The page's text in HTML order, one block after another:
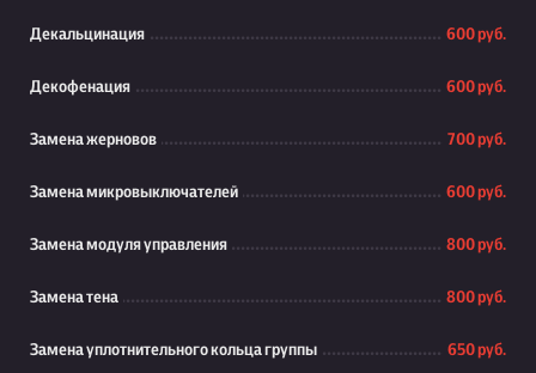
Декальцинация 600 руб.
Декофенация 600 руб.
Замена жерновов 700 руб.
Замена микровыключателей 600 руб.
Замена модуля управления 800 руб.
Замена тена 800 руб.
Замена уплотнительного кольца группы 650 руб.